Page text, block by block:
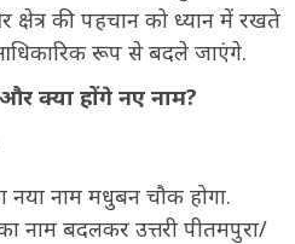
क्षेत्र की पहचान को ध्यान में रखते
रूप से बदले जाएंगे.
क्या होंगे नए नाम?
नया नाम मधुबन चौक होगा.
का नाम बदलकर उत्तरी पीतमपुरा/